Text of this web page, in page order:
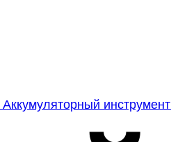
Аккумуляторный инструмент